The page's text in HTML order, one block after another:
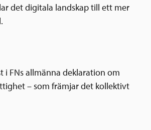
det digitala landskap till ett mer
i FNs allmänna deklaration om
– som främjar det kollektivt